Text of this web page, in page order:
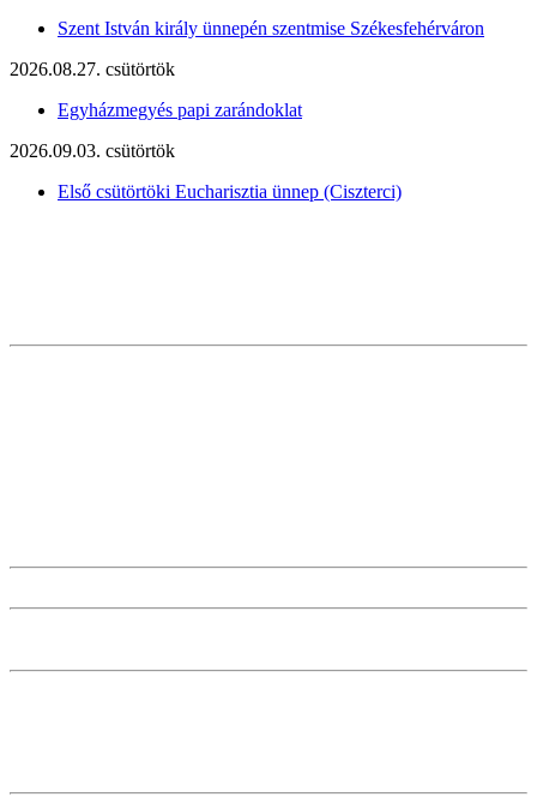
Szent István király ünnepén szentmise Székesfehérváron
2026.08.27. csütörtök
Egyházmegyés papi zarándoklat
2026.09.03. csütörtök
Első csütörtöki Eucharisztia ünnep (Ciszterci)